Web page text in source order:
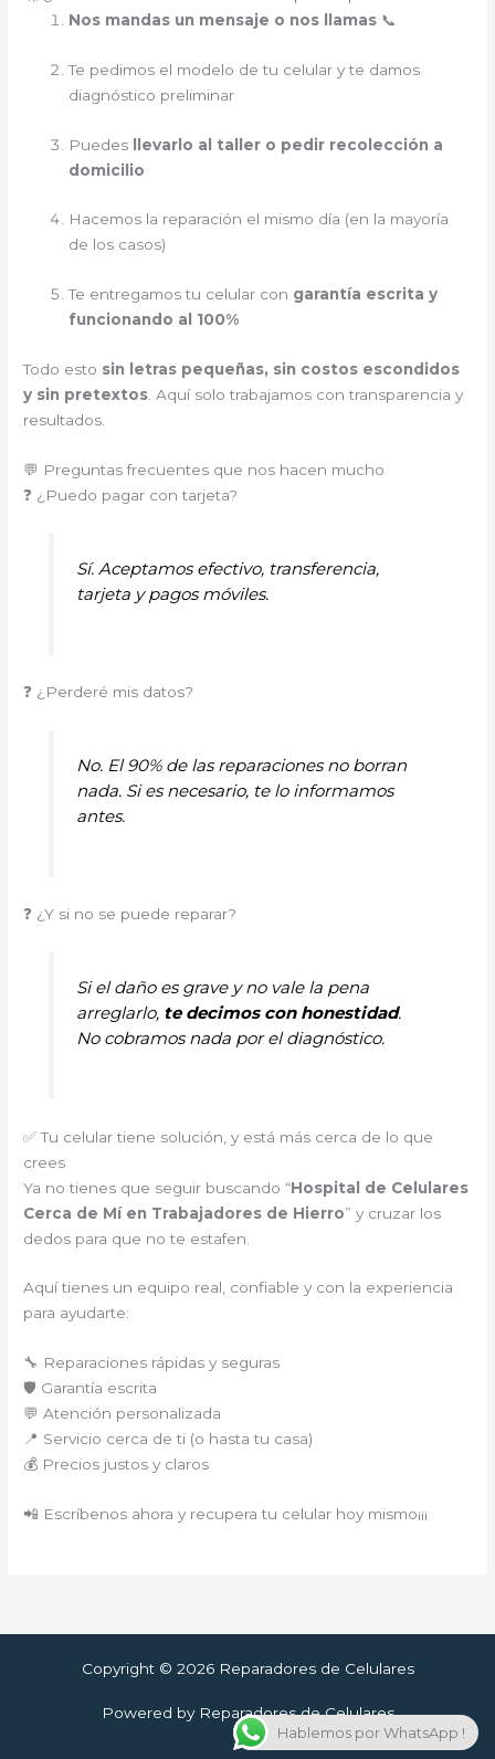
Nos mandas un mensaje o nos llamas 📞
Te pedimos el modelo de tu celular y te damos
diagnóstico preliminar
Puedes llevarlo al taller o pedir recolección a
domicilio
Hacemos la reparación el mismo día (en la mayoría
de los casos)
Te entregamos tu celular con garantía escrita y
funcionando al 100%
Todo esto sin letras pequeñas, sin costos escondidos
y sin pretextos . Aquí solo trabajamos con transparencia y
resultados.
💬 Preguntas frecuentes que nos hacen mucho
❓ ¿Puedo pagar con tarjeta?
Sí. Aceptamos efectivo, transferencia,
tarjeta y pagos móviles.
❓ ¿Perderé mis datos?
No. El 90% de las reparaciones no borran
nada. Si es necesario, te lo informamos
antes.
❓ ¿Y si no se puede reparar?
Si el daño es grave y no vale la pena
arreglarlo, te decimos con honestidad.
No cobramos nada por el diagnóstico.
✅ Tu celular tiene solución, y está más cerca de lo que
crees
Ya no tienes que seguir buscando “Hospital de Celulares
Cerca de Mí en Trabajadores de Hierro” y cruzar los
dedos para que no te estafen.
Aquí tienes un equipo real, confiable y con la experiencia
para ayudarte:
🔧 Reparaciones rápidas y seguras
🛡️ Garantía escrita
💬 Atención personalizada
📍 Servicio cerca de ti (o hasta tu casa)
💰 Precios justos y claros
📲 Escríbenos ahora y recupera tu celular hoy mismo¡¡¡
Copyright © 2026 Reparadores de Celulares
Powered by Reparadores de Celulares
Hablemos por WhatsApp !